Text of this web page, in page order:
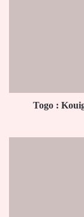
à
SantrinosTogo :